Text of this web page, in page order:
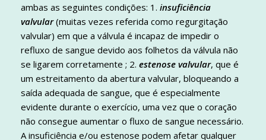
ambas as seguintes condições: 1. insuficiência
valvular(muitas vezes referida como regurgitação
valvular) em que a válvula é incapaz de impedir o
refluxo de sangue devido aos folhetos da válvula não
se ligarem corretamente ; 2. estenose valvular, que é
um estreitamento da abertura valvular, bloqueando a
saída adequada de sangue, que é especialmente
evidente durante o exercício, uma vez que o coração
não consegue aumentar o fluxo de sangue necessário.
A insuficiência e/ou estenose podem afetar qualquer